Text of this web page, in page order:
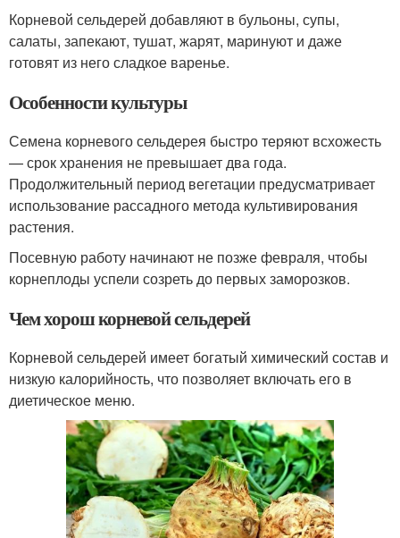
Корневой сельдерей добавляют в бульоны, супы,
салаты, запекают, тушат, жарят, маринуют и даже
готовят из него сладкое варенье.
Особенности культуры
Семена корневого сельдерея быстро теряют всхожесть
— срок хранения не превышает два года.
Продолжительный период вегетации предусматривает
использование рассадного метода культивирования
растения.
Посевную работу начинают не позже февраля, чтобы
корнеплоды успели созреть до первых заморозков.
Чем хорош корневой сельдерей
Корневой сельдерей имеет богатый химический состав и
низкую калорийность, что позволяет включать его в
диетическое меню.